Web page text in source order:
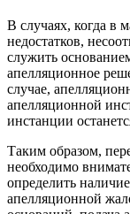
В случаях, когда в
недостатков,
служить
апелляционное
случае,
апелляционной
инстанции
Таким образом,
необходимо
определить
апелляционной